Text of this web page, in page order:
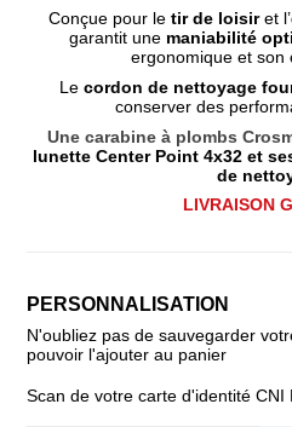
Conçue pour le tir de loisiret l’
garantit une maniabilité
ergonomique et son
Le cordon de nettoyage
conserver des
Une carabine à plombs
lunette Center Point 4x32 et
de
LIVRAISON
PERSONNALISATION
N'oubliez pas de sauvegarder
pouvoir l'ajouter au panier
Scan de votre carte d'identité CNI